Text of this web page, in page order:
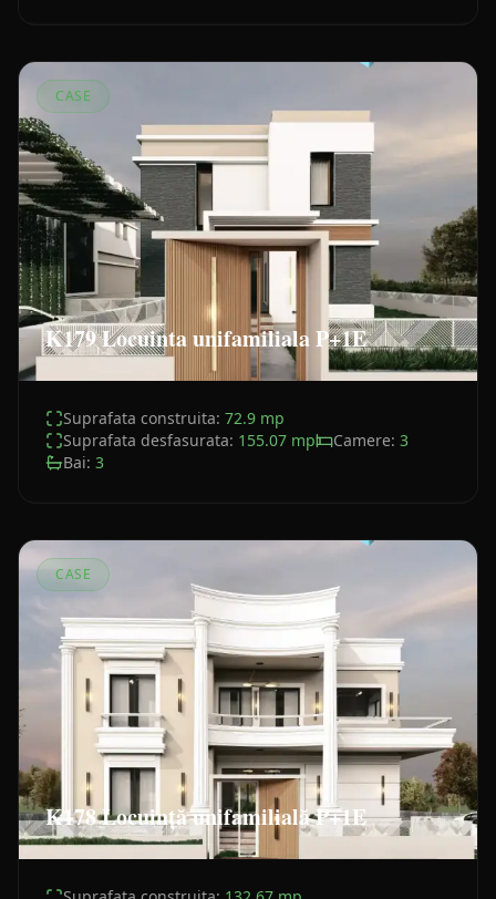
CASE
K179 Locuinta unifamiliala P+1E
Suprafata construita: 72.9 mp
Suprafata desfasurata: 155.07 mp Camere: 3
Bai: 3
CASE
K178 Locuință unifamilială P+1E